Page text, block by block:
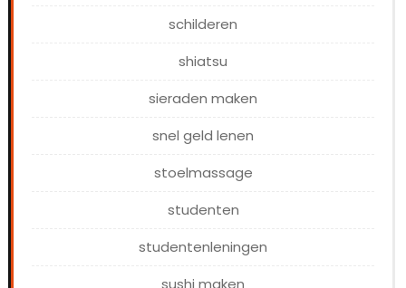
schilderen
shiatsu
sieraden maken
snel geld lenen
stoelmassage
studenten
studentenleningen
sushi maken